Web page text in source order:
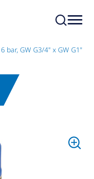
bar, GW G3/4" x GW G1"